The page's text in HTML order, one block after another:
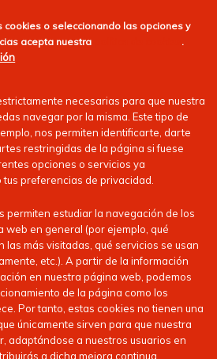
cookies o seleccionando las opciones y
acepta nuestra .
necesarias para que nuestra
navegar por la misma. Este tipo de
nos permiten identificarte, darte
restringidas de la página si fuese
opciones o servicios ya
preferencias de privacidad.
permiten estudiar la navegación de los
web en general (por ejemplo, qué
las más visitadas, qué servicios se usan
etc.). A partir de la información
en nuestra página web, podemos
de la página como los
Por tanto, estas cookies no tienen una
únicamente sirven para que nuestra
adaptándose a nuestros usuarios en
a dicha mejora continua.